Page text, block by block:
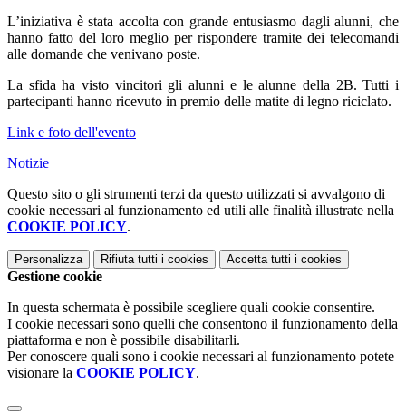
L’iniziativa è stata accolta con grande entusiasmo dagli alunni, che
hanno fatto del loro meglio per rispondere tramite dei telecomandi
alle domande che venivano poste.
La sfida ha visto vincitori gli alunni e le alunne della 2B. Tutti i
partecipanti hanno ricevuto in premio delle matite di legno riciclato.
Link e foto dell'evento
Notizie
Questo sito o gli strumenti terzi da questo utilizzati si avvalgono di
cookie necessari al funzionamento ed utili alle finalità illustrate nella
COOKIE POLICY.
Personalizza Rifiuta tutti i cookies Accetta tutti i cookies
Gestione cookie
In questa schermata è possibile scegliere quali cookie consentire.
I cookie necessari sono quelli che consentono il funzionamento della
piattaforma e non è possibile disabilitarli.
Per conoscere quali sono i cookie necessari al funzionamento potete
visionare la COOKIE POLICY.